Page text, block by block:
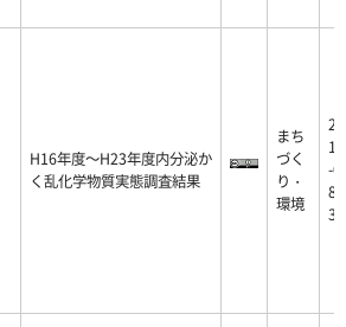
H16年度～H23年度内分泌か
く乱化学物質実態調査結果
まち
づく
り・
環境
20
18
-0
8-
31